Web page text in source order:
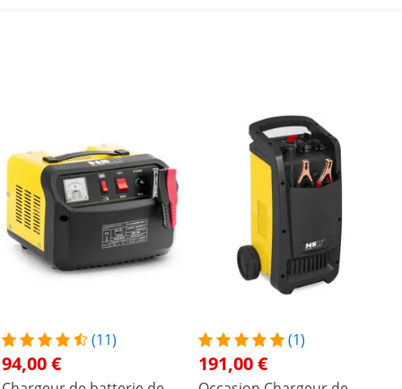
(11)
94,00 €
(1)
191,00 €